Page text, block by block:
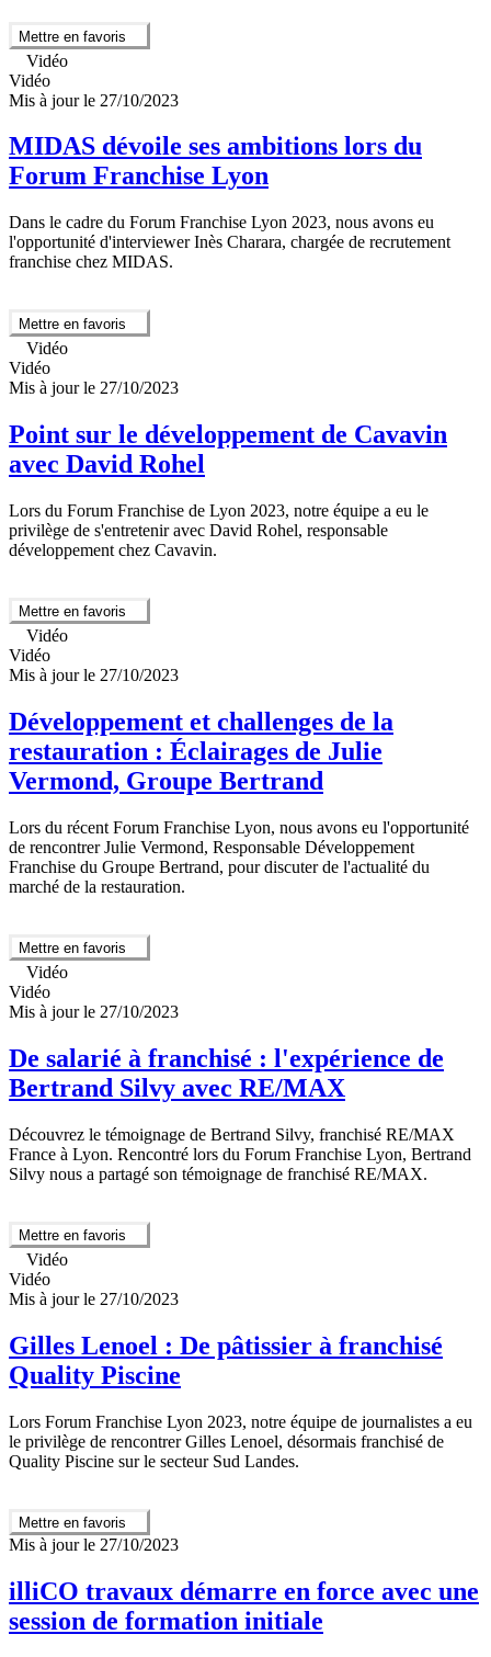
Mettre en favoris
Vidéo
Vidéo
Mis à jour le 27/10/2023
MIDAS dévoile ses ambitions lors du
Forum Franchise Lyon
Dans le cadre du Forum Franchise Lyon 2023, nous avons eu
l'opportunité d'interviewer Inès Charara, chargée de recrutement
franchise chez MIDAS.
Mettre en favoris
Vidéo
Vidéo
Mis à jour le 27/10/2023
Point sur le développement de Cavavin
avec David Rohel
Lors du Forum Franchise de Lyon 2023, notre équipe a eu le
privilège de s'entretenir avec David Rohel, responsable
développement chez Cavavin.
Mettre en favoris
Vidéo
Vidéo
Mis à jour le 27/10/2023
Développement et challenges de la
restauration : Éclairages de Julie
Vermond, Groupe Bertrand
Lors du récent Forum Franchise Lyon, nous avons eu l'opportunité
de rencontrer Julie Vermond, Responsable Développement
Franchise du Groupe Bertrand, pour discuter de l'actualité du
marché de la restauration.
Mettre en favoris
Vidéo
Vidéo
Mis à jour le 27/10/2023
De salarié à franchisé : l'expérience de
Bertrand Silvy avec RE/MAX
Découvrez le témoignage de Bertrand Silvy, franchisé RE/MAX
France à Lyon. Rencontré lors du Forum Franchise Lyon, Bertrand
Silvy nous a partagé son témoignage de franchisé RE/MAX.
Mettre en favoris
Vidéo
Vidéo
Mis à jour le 27/10/2023
Gilles Lenoel : De pâtissier à franchisé
Quality Piscine
Lors Forum Franchise Lyon 2023, notre équipe de journalistes a eu
le privilège de rencontrer Gilles Lenoel, désormais franchisé de
Quality Piscine sur le secteur Sud Landes.
Mettre en favoris
Mis à jour le 27/10/2023
illiCO travaux démarre en force avec une
session de formation initiale